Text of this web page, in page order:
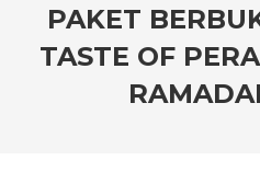
PAKET
TASTE OF